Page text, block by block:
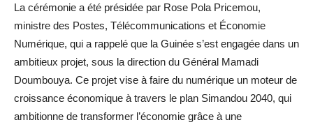
La cérémonie a été présidée par Rose Pola Pricemou,
ministre des Postes, Télécommunications et Économie
Numérique, qui a rappelé que la Guinée s’est engagée dans un
ambitieux projet, sous la direction du Général Mamadi
Doumbouya. Ce projet vise à faire du numérique un moteur de
croissance économique à travers le plan Simandou 2040, qui
ambitionne de transformer l’économie grâce à une